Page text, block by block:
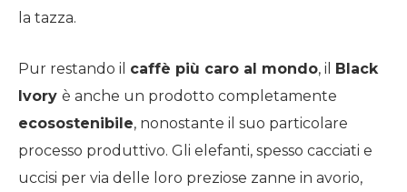
la tazza.
Pur restando il caffè più caro al mondo, il Black
Ivory è anche un prodotto completamente
ecosostenibile, nonostante il suo particolare
processo produttivo. Gli elefanti, spesso cacciati e
uccisi per via delle loro preziose zanne in avorio,